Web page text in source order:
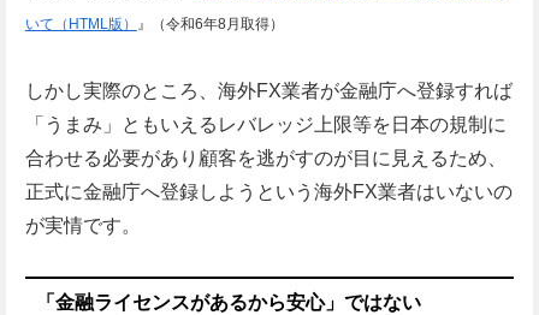
いて（HTML版） 』（令和6年8月取得）
しかし実際のところ、海外FX業者が金融庁へ登録すれば
「うまみ」ともいえるレバレッジ上限等を日本の規制に
合わせる必要があり顧客を逃がすのが目に見えるため、
正式に金融庁へ登録しようという海外FX業者はいないの
が実情です。
「金融ライセンスがあるから安心」ではない